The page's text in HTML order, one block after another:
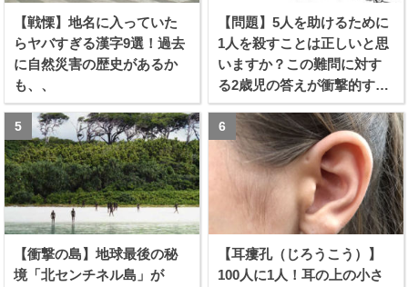
【戦慄】地名に入っていた
らヤバすぎる漢字9選！過去
に自然災害の歴史があるか
も、、
【問題】5人を助けるために
1人を殺すことは正しいと思
いますか？この難問に対す
る2歳児の答えが衝撃的すぎ
る！！
【衝撃の島】地球最後の秘
境「北センチネル島」が
【耳瘻孔（じろうこう）】
100人に1人！耳の上の小さ